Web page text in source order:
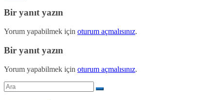
Bir yanıt yazın
Yorum yapabilmek için oturum açmalısınız.
Bir yanıt yazın
Yorum yapabilmek için oturum açmalısınız.